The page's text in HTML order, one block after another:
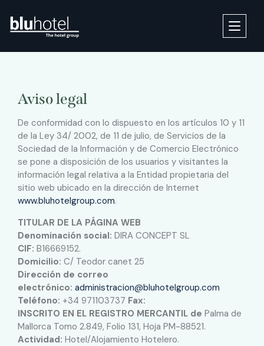
Aviso legal
De conformidad con lo dispuesto en los artículos 10 y 11
de la Ley 34/ 2002, de 11 de julio, de Servicios de la
Sociedad de la Información y de Comercio Electrónico
se pone a disposición de los usuarios y visitantes la
información legal relativa a la Entidad propietaria del
sitio web ubicado en la dirección de Internet
www.bluhotelgroup.com.
TITULAR DE LA PÁGINA WEB
Denominación social: DIRA CONCEPT SL
CIF: B16669152.
Domicilio: C/ Teodor canet 25
Dirección de correo
electrónico: administracion@bluhotelgroup.com
Teléfono: +34 971103737 Fax:
INSCRITO EN EL REGISTRO MERCANTIL de Palma de
Mallorca Tomo 2.849, Folio 131, Hoja PM-88521.
Actividad: Hotel/Alojamiento Hotelero.